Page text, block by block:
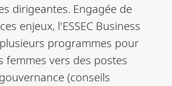
dirigeantes. Engagée de
enjeux, l'ESSEC Business
programmes pour
femmes vers des postes
(conseils